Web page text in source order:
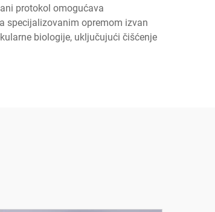
protokol omogućava
specijalizovanim opremom izvan
biologije, uključujući čišćenje